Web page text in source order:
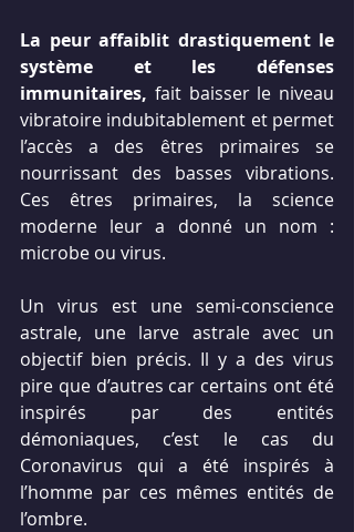
La peur affaiblit drastiquement le
système et les défenses
immunitaires, fait baisser le niveau
vibratoire indubitablement et permet
l’accès a des êtres primaires se
nourrissant des basses vibrations.
Ces êtres primaires, la science
moderne leur a donné un nom :
microbe ou virus.
Un virus est une semi-conscience
astrale, une larve astrale avec un
objectif bien précis. Il y a des virus
pire que d’autres car certains ont été
inspirés par des entités
démoniaques, c’est le cas du
Coronavirus qui a été inspirés à
l’homme par ces mêmes entités de
l’ombre.